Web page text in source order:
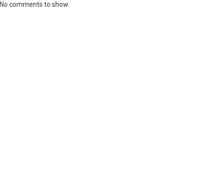
No comments to show.